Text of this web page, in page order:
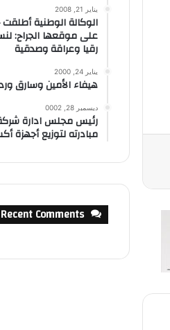
يناير 21, 2008
الوكالة الوطنية
على موقعها الجراح:
رقيا وعراقة وصدقية
يناير 24, 2000
هيفاء الأمين وسارق ورد
ديسمبر 28, 0002
رئيس مجلس ادارة
مبادرته لتوزيع أجهزة
Recent Comments